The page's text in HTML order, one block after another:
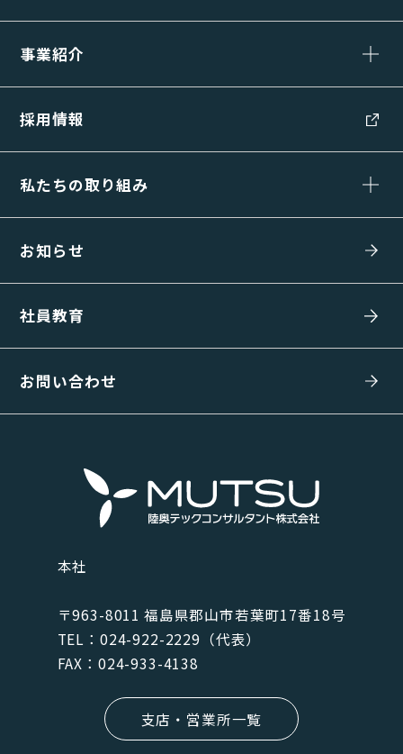
事業紹介
採用情報
私たちの取り組み
お知らせ
社員教育
お問い合わせ
本社
〒963-8011 福島県郡⼭市若葉町17番18号
TEL：024-922-2229（代表）
FAX：024-933-4138
支店・営業所一覧